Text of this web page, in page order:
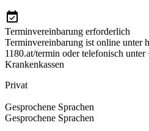
Terminvereinbarung erforderlich
Terminvereinbarung ist online unter
1180.at/termin oder telefonisch
Krankenkassen
Privat
Gesprochene Sprachen
Gesprochene Sprachen